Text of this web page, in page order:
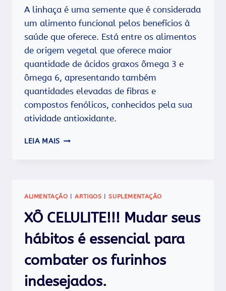
A linhaça é uma semente que é considerada
um alimento funcional pelos benefícios à
saúde que oferece. Está entre os alimentos
de origem vegetal que oferece maior
quantidade de ácidos graxos ômega 3 e
ômega 6, apresentando também
quantidades elevadas de fibras e
compostos fenólicos, conhecidos pela sua
atividade antioxidante.
LEIA MAIS O
OS
DA
LINHAÇA?
ALIMENTAÇÃO |ARTIGOS |SUPLEMENTAÇÃO
XÔ CELULITE!!! Mudar seus
hábitos é essencial para
combater os furinhos
indesejados.